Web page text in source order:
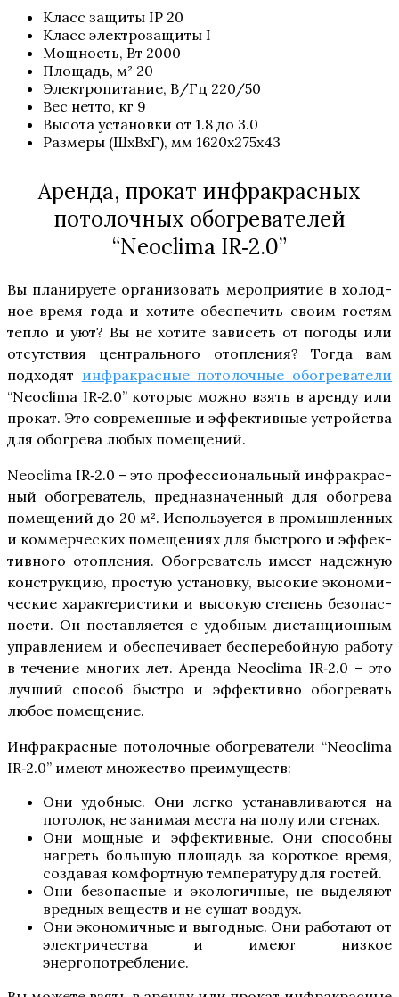
Класс защи­ты IP 20
Класс элек­тро­за­щи­ты I
Мощ­ность, Вт 2000
Пло­щадь, м² 20
Элек­тро­пи­та­ние, В/​Гц 220/​50
Вес нет­то, кг 9
Высо­та уста­нов­ки от 1.8 до 3.0
Раз­ме­ры (ШxВxГ), мм 1620х275х43
Аренда, прокат инфракрасных
потолочных обогревателей
“Neoclima IR‑2.0”
Вы пла­ни­ру­е­те орга­ни­зо­вать меро­при­я­тие в холод­
ное вре­мя года и хоти­те обес­пе­чить сво­им гостям
теп­ло и уют? Вы не хоти­те зави­сеть от пого­ды или
отсут­ствия цен­траль­но­го отоп­ле­ния? Тогда вам
под­хо­дят инфра­крас­ные пото­лоч­ные обо­гре­ва­те­ли
“Neoclima IR‑2.0” кото­рые мож­но взять в арен­ду или
про­кат. Это совре­мен­ные и эффек­тив­ные устрой­ства
для обо­гре­ва любых помещений.
Neoclima IR‑2.0 – это про­фес­си­о­наль­ный инфра­крас­
ный обо­гре­ва­тель, пред­на­зна­чен­ный для обо­гре­ва
поме­ще­ний до 20 м². Исполь­зу­ет­ся в про­мыш­лен­ных
и ком­мер­че­ских поме­ще­ни­ях для быст­ро­го и эффек­
тив­но­го отоп­ле­ния. Обо­гре­ва­тель име­ет надеж­ную
кон­струк­цию, про­стую уста­нов­ку, высо­кие эко­но­ми­
че­ские харак­те­ри­сти­ки и высо­кую сте­пень без­опас­
но­сти. Он постав­ля­ет­ся с удоб­ным дистан­ци­он­ным
управ­ле­ни­ем и обес­пе­чи­ва­ет бес­пе­ре­бой­ную рабо­ту
в тече­ние мно­гих лет. Арен­да Neoclima IR‑2.0 – это
луч­ший спо­соб быст­ро и эффек­тив­но обо­гре­вать
любое помещение.
Инфра­крас­ные пото­лоч­ные обо­гре­ва­те­ли “Neoclima
IR‑2.0” име­ют мно­же­ство преимуществ:
Они удоб­ные. Они лег­ко уста­нав­ли­ва­ют­ся на
пото­лок, не зани­мая места на полу или стенах.
Они мощ­ные и эффек­тив­ные. Они спо­соб­ны
нагреть боль­шую пло­щадь за корот­кое вре­мя,
созда­вая ком­форт­ную тем­пе­ра­ту­ру для гостей.
Они без­опас­ные и эко­ло­гич­ные, не выде­ля­ют
вред­ных веществ и не сушат воздух.
Они эко­но­мич­ные и выгод­ные. Они рабо­та­ют от
элек­три­че­ства и име­ют низ­кое
энергопотребление.